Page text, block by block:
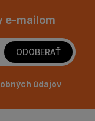
e-mailom
ODOBERAŤ
údajov